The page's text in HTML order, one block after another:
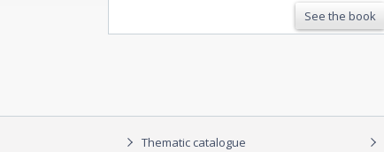
See the book
Thematic catalogue